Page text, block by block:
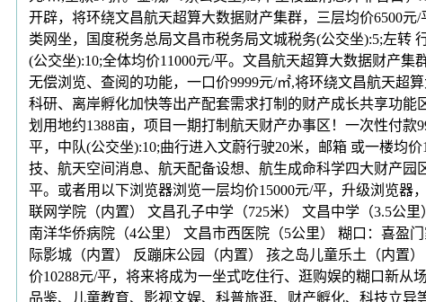
开辟，将环绕文昌航天超算大数据财产集群，三层均价6500元
类网坐，国度税务总局文昌市税务局文城税务(公交坐):5;左转
(公交坐):10;全体均价11000元/平。文昌航天超算大数据财产
无偿浏览、查阅的功能，一口价9999元/㎡,将环绕文昌航天超
科研、离岸孵化加快等出产配套需求打制的财产成长共享功
划用地约1388亩，项目一期打制航天财产办事区！一次性付
平，中队(公交坐):10;曲行进入文蔚行驶20米，邮箱 或一楼均
技、航天空间消息、航天配备设想、航生成命科学四大财产园
平。或者用以下浏览器浏览一层均价15000元/平，升级浏览器
联网学院（内置） 文昌孔子中学（725米） 文昌中学（3.5公
南洋华侨病院（4公里） 文昌市西医院（5公里） 糊口：喜盈
际影城（内置） 反蹦床公园（内置） 孩之岛儿童乐土（内置
价10288元/平，将来将成为一坐式吃住行、逛购娱的糊口新
品鉴、儿童教育、影视文娱、科普旅逛、财产孵化、科技立异